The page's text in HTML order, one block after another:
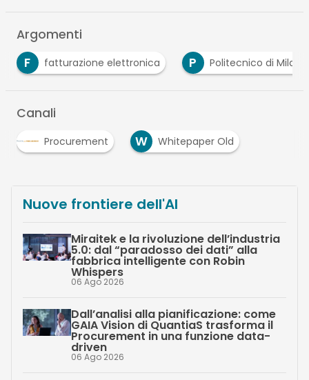
Argomenti
F
fatturazione elettronica P Politecnico di Milano
Canali
Procurement W
Whitepaper Old
Nuove frontiere dell'AI
Miraitek e la rivoluzione dell’industria
5.0: dal “paradosso dei dati” alla
fabbrica intelligente con Robin
Whispers
06 Ago 2026
Dall’analisi alla pianificazione: come
GAIA Vision di QuantiaS trasforma il
Procurement in una funzione data-
driven
06 Ago 2026